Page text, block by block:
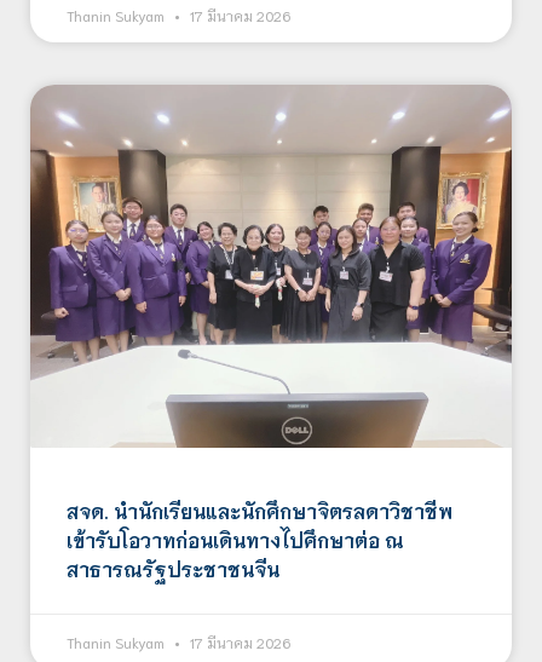
Thanin Sukyam 17 มีนาคม 2026
สจด. นำนักเรียนและนักศึกษาจิตรลดาวิชาชีพ
เข้ารับโอวาทก่อนเดินทางไปศึกษาต่อ ณ
สาธารณรัฐประชาชนจีน
Thanin Sukyam 17 มีนาคม 2026